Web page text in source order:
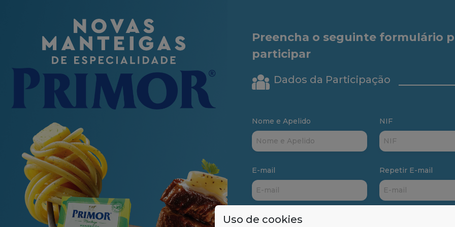
Preencha o seguinte formulário
participar
Dados da Participação
Nome e Apelido NIF
E-mail Repetir E-mail
Telefone
Uso de cookies